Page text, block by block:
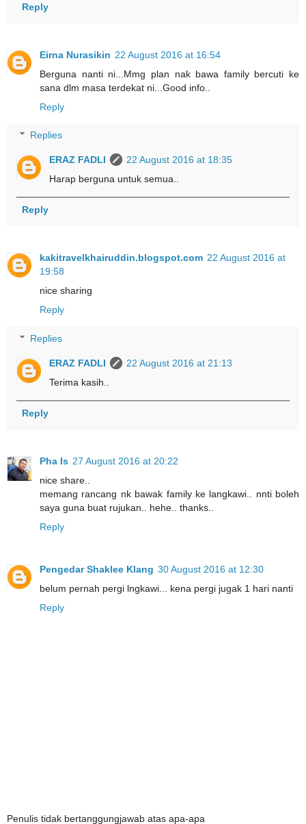
Reply
Eirna Nurasikin 22 August 2016 at 16:54
Berguna nanti ni...Mmg plan nak bawa family bercuti ke
sana dlm masa terdekat ni...Good info..
Reply
Replies
ERAZ FADLI
22 August 2016 at 18:35
Harap berguna untuk semua..
Reply
kakitravelkhairuddin.blogspot.com 22 August 2016 at
19:58
nice sharing
Reply
Replies
ERAZ FADLI
22 August 2016 at 21:13
Terima kasih..
Reply
Pha Is 27 August 2016 at 20:22
nice share..
memang rancang nk bawak family ke langkawi.. nnti boleh
saya guna buat rujukan.. hehe.. thanks..
Reply
Pengedar Shaklee Klang 30 August 2016 at 12:30
belum pernah pergi lngkawi... kena pergi jugak 1 hari nanti
Reply
Penulis tidak bertanggungjawab atas apa-apa